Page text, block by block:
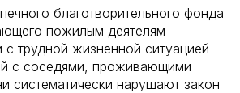
благотворительного фонда
пожилым деятелям
с трудной жизненной ситуацией
с соседями, проживающими
систематически нарушают закон